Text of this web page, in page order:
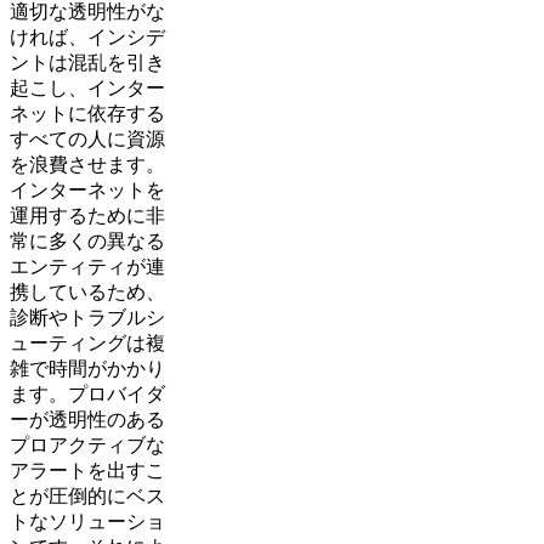
適切な透明性がな
ければ、インシデ
ントは混乱を引き
起こし、インター
ネットに依存する
すべての人に資源
を浪費させます。
インターネットを
運用するために非
常に多くの異なる
エンティティが連
携しているため、
診断やトラブルシ
ューティングは複
雑で時間がかかり
ます。プロバイダ
ーが透明性のある
プロアクティブな
アラートを出すこ
とが圧倒的にベス
トなソリューショ